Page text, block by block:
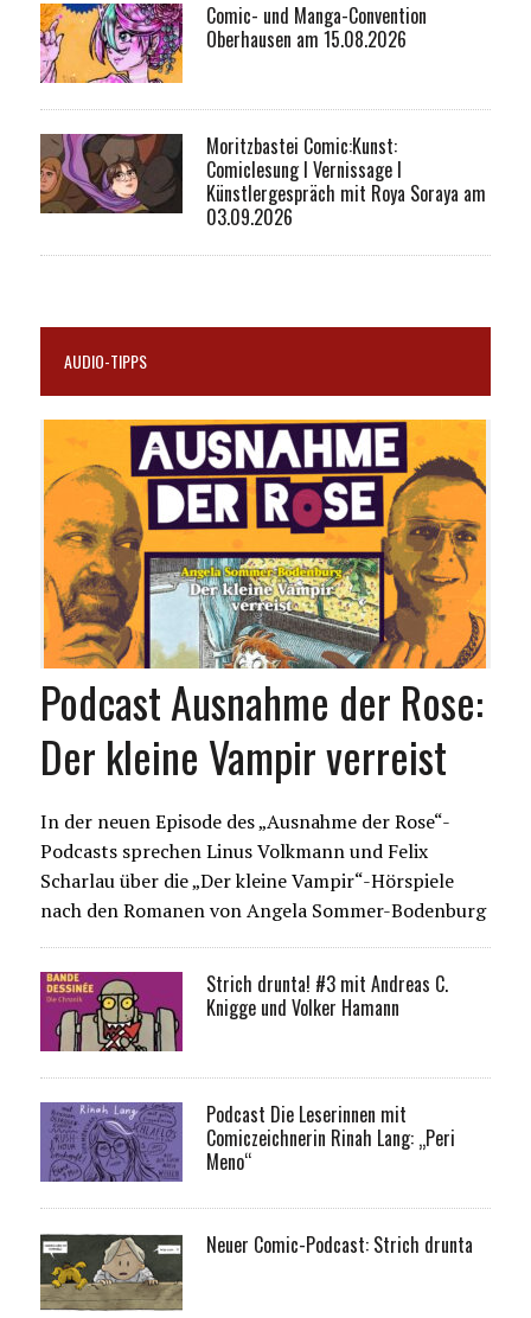
Comic- und Manga-Convention
Oberhausen am 15.08.2026
Moritzbastei Comic:Kunst:
Comiclesung I Vernissage I
Künstlergespräch mit Roya Soraya am
03.09.2026
AUDIO-TIPPS
Podcast Ausnahme der Rose:
Der kleine Vampir verreist
In der neuen Episode des „Ausnahme der Rose“-
Podcasts sprechen Linus Volkmann und Felix
Scharlau über die „Der kleine Vampir“-Hörspiele
nach den Romanen von Angela Sommer-Bodenburg
Strich drunta! #3 mit Andreas C.
Knigge und Volker Hamann
Podcast Die Leserinnen mit
Comiczeichnerin Rinah Lang: „Peri
Meno“
Neuer Comic-Podcast: Strich drunta